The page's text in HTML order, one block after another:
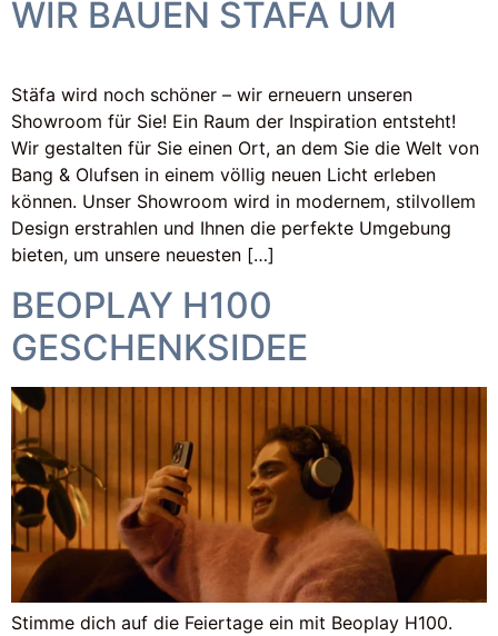
WIR BAUEN STÄFA UM
Stäfa wird noch schöner – wir erneuern unseren
Showroom für Sie! Ein Raum der Inspiration entsteht!
Wir gestalten für Sie einen Ort, an dem Sie die Welt von
Bang & Olufsen in einem völlig neuen Licht erleben
können. Unser Showroom wird in modernem, stilvollem
Design erstrahlen und Ihnen die perfekte Umgebung
bieten, um unsere neuesten […]
BEOPLAY H100
GESCHENKSIDEE
Stimme dich auf die Feiertage ein mit Beoplay H100.